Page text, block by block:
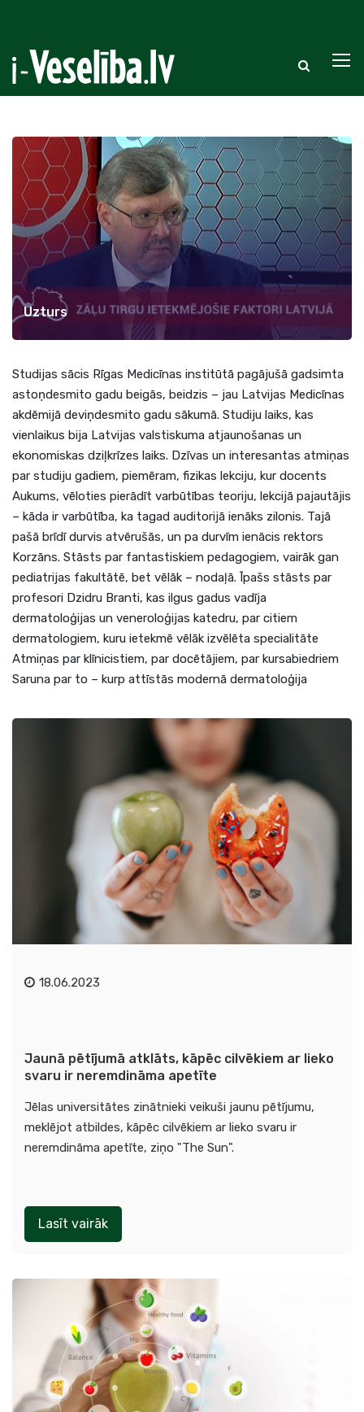
Uzturs
Studijas sācis Rīgas Medicīnas institūtā pagājušā gadsimta
astoņdesmito gadu beigās, beidzis – jau Latvijas Medicīnas
akdēmijā deviņdesmito gadu sākumā. Studiju laiks, kas
vienlaikus bija Latvijas valstiskuma atjaunošanas un
ekonomiskas dziļkrīzes laiks. Dzīvas un interesantas atmiņas
par studiju gadiem, piemēram, fizikas lekciju, kur docents
Aukums, vēloties pierādīt varbūtības teoriju, lekcijā pajautājis
– kāda ir varbūtība, ka tagad auditorijā ienāks zilonis. Tajā
pašā brīdī durvis atvērušās, un pa durvīm ienācis rektors
Korzāns. Stāsts par fantastiskiem pedagogiem, vairāk gan
pediatrijas fakultātē, bet vēlāk – nodaļā. Īpašs stāsts par
profesori Dzidru Branti, kas ilgus gadus vadīja
dermatoloģijas un veneroloģijas katedru, par citiem
dermatologiem, kuru ietekmē vēlāk izvēlēta specialitāte
Atmiņas par klīnicistiem, par docētājiem, par kursabiedriem
Saruna par to – kurp attīstās modernā dermatoloģija
18.06.2023
Jaunā pētījumā atklāts, kāpēc cilvēkiem ar lieko
svaru ir neremdināma apetīte
Jēlas universitātes zinātnieki veikuši jaunu pētījumu,
meklējot atbildes, kāpēc cilvēkiem ar lieko svaru ir
neremdināma apetīte, ziņo "The Sun".
Lasīt vairāk